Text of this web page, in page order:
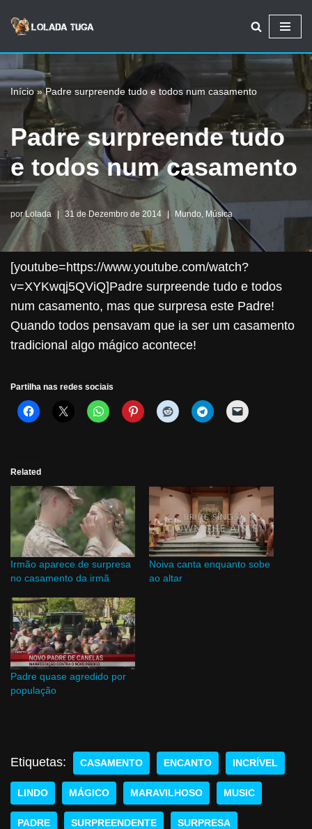
Avançar
o
conteúdo
Início»Padre surpreende tudo e todos num casamento
Padre surpreende tudo
e todos num casamento
porLolada 31 de Dezembro de 2014 Mundo, Música
[youtube=https://www.youtube.com/watch?
v=XYKwqj5QViQ]Padre surpreende tudo e todos
num casamento, mas que surpresa este Padre!
Quando todos pensavam que ia ser um casamento
tradicional algo mágico acontece!
Partilha nas redes sociais
Related
Irmão aparece de surpresa
no casamento da irmã
Noiva canta enquanto sobe
ao altar
Padre quase agredido por
população
Etiquetas: CASAMENTO ENCANTO INCRÍVEL
LINDO MÁGICO MARAVILHOSO MUSIC
PADRE SURPREENDENTE SURPRESA